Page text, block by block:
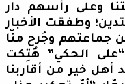
وعلى رأسهم دار
وطفقت الأخبار
جماعتهم وجُرح منّا
الحكي” هُتِكت
خير من أقاربنا